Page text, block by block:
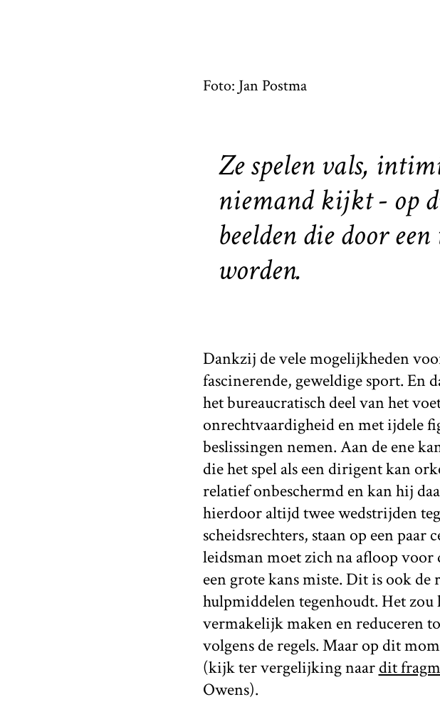
Foto: Jan Postma
Ze spelen vals,
niemand kijkt - op
beelden die door
worden.
Dankzij de vele mogelijkheden
fascinerende, geweldige sport. En
het bureaucratisch deel van het
onrechtvaardigheid en met ijdele
beslissingen nemen. Aan de ene
die het spel als een dirigent kan
relatief onbeschermd en kan hij
hierdoor altijd twee wedstrijden
scheidsrechters, staan op een
leidsman moet zich na afloop voor
een grote kans miste. Dit is ook
hulpmiddelen tegenhoudt. Het
vermakelijk maken en reduceren
volgens de regels. Maar op dit
(kijk ter vergelijking naardit
Owens).